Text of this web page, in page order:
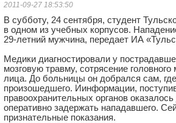
2011-09-27 18:53:50
В субботу, 24 сентября, студент
в одном из учебных корпусов.
29-летний мужчина, передает ИА
Медики диагностировали у
мозговую травму, сотрясение
лица. До больницы он добрался сам,
произошедшего. Иинформации,
правоохранительных органов
оперативно задержать нападавшего.
признательные показания.